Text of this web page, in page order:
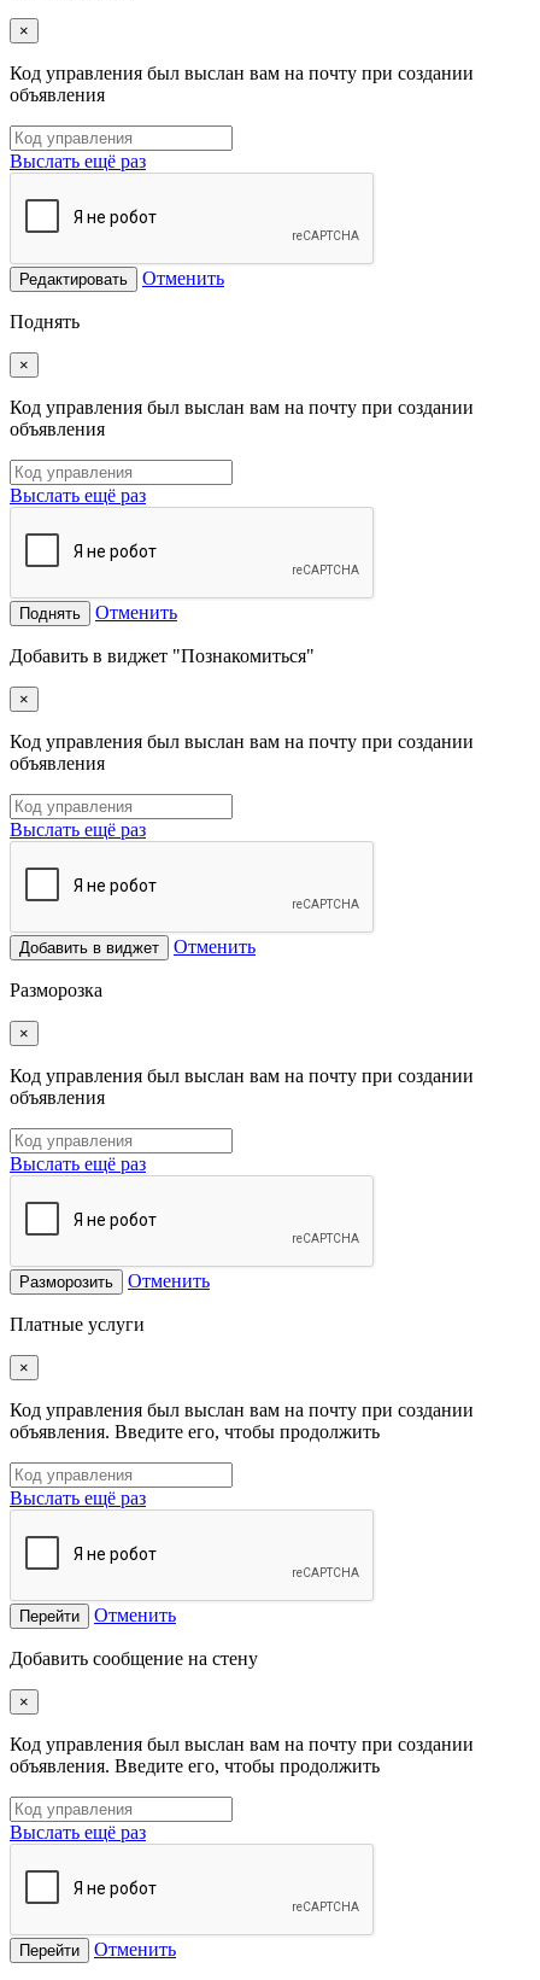
×
Код управления был выслан вам на почту при создании
объявления
Выслать ещё раз
Редактировать Отменить
Поднять
×
Код управления был выслан вам на почту при создании
объявления
Выслать ещё раз
Поднять Отменить
Добавить в виджет "Познакомиться"
×
Код управления был выслан вам на почту при создании
объявления
Выслать ещё раз
Добавить в виджет Отменить
Разморозка
×
Код управления был выслан вам на почту при создании
объявления
Выслать ещё раз
Разморозить Отменить
Платные услуги
×
Код управления был выслан вам на почту при создании
объявления. Введите его, чтобы продолжить
Выслать ещё раз
Перейти Отменить
Добавить сообщение на стену
×
Код управления был выслан вам на почту при создании
объявления. Введите его, чтобы продолжить
Выслать ещё раз
Перейти Отменить